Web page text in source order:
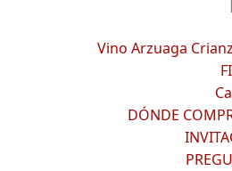
Vino Arzuaga
DÓNDE